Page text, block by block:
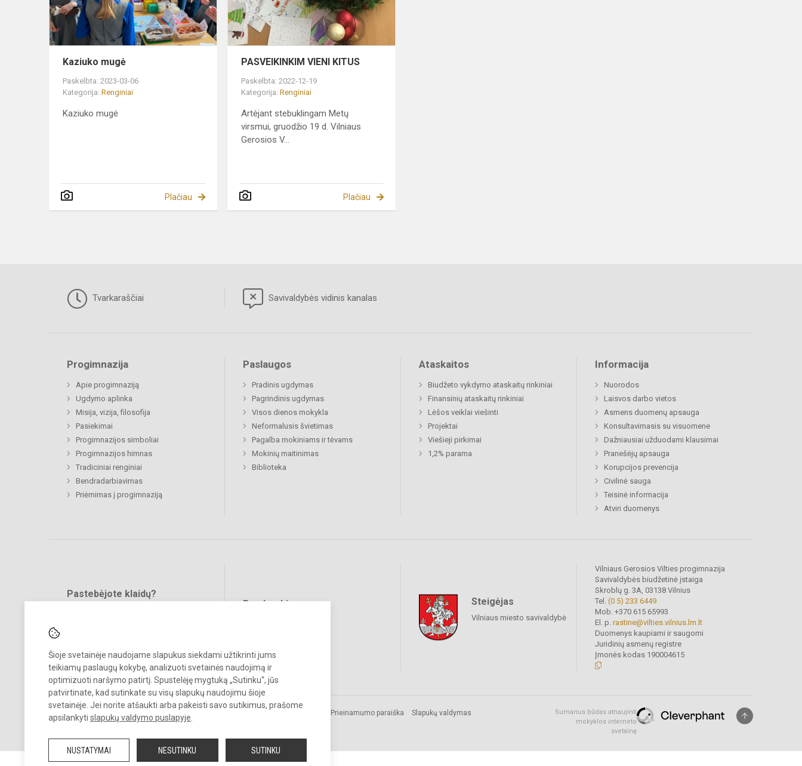
Šioje svetainėje naudojame slapukus siekdami užtikrinti jums
teikiamų paslaugų kokybę, analizuoti svetainės naudojimą ir
optimizuoti naršymo patirtį. Spustelėję mygtuką „Sutinku“, jūs
patvirtinate, kad sutinkate su visų slapukų naudojimu šioje
svetainėje. Jei norite atšaukti arba pakeisti savo sutikimus, prašome
apsilankyti slapukų valdymo puslapyje
NUSTATYMAI NESUTINKU SUTINKU
Kaziuko mugė
Paskelbta: 2023-03-06
Kategorija: Renginiai
Kaziuko mugė
Plačiau
PASVEIKINKIM VIENI KITUS
Paskelbta: 2022-12-19
Kategorija:Renginiai
Artėjant stebuklingam Metų
virsmui, gruodžio 19 d. Vilniaus
Gerosios V...
Plačiau
Tvarkaraščiai Savivaldybės vidinis kanalas
Progimnazija
Apie progimnaziją
Ugdymo aplinka
Misija, vizija, filosofija
Pasiekimai
Progimnazijos simboliai
Progimnazijos himnas
Tradiciniai renginiai
Bendradarbiavimas
Priėmimas į progimnaziją
Paslaugos
Pradinis ugdymas
Pagrindinis ugdymas
Visos dienos mokykla
Neformalusis švietimas
Pagalba mokiniams ir tėvams
Mokinių maitinimas
Biblioteka
Ataskaitos
Biudžeto vykdymo ataskaitų rinkiniai
Finansinių ataskaitų rinkiniai
Lėšos veiklai viešinti
Projektai
Viešieji pirkimai
1,2% parama
Informacija
Nuorodos
Laisvos darbo vietos
Asmens duomenų apsauga
Konsultavimasis su visuomene
Dažniausiai užduodami klausimai
Pranešėjų apsauga
Korupcijos prevencija
Civilinė sauga
Teisinė informacija
Atviri duomenys
Pastebėjote klaidų?
Bendraukime Steigėjas
Vilniaus miesto savivaldybė
Vilniaus Gerosios Vilties progimnazija
Savivaldybės biudžetinė įstaiga
Skroblų g. 3A, 03138 Vilnius
Tel. (0 5) 233 6449
Mob. +370 615 65993
El. p. rastine@vilties.vilnius.lm.lt
Duomenys kaupiami ir saugomi
Juridinių asmenų registre
Įmonės kodas 190004615
© 2023 Vilniaus Gerosios Vilties progimnazija. Visos teisės saugomos.
Kopijuoti turinį be raštiško progimnazijos administracijos sutikimo griežtai
Prieinamumo paraiška Slapukų valdymas
Sumanus būdas atnaujinti
mokyklos interneto
svetainę